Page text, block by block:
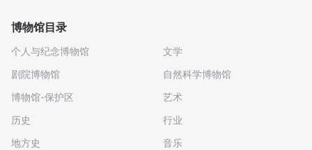
博物馆目录
个人与纪念博物馆
剧院博物馆
博物馆-保护区
历史
地方史
文学
自然科学博物馆
艺术
行业
音乐